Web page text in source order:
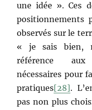
une idée ». Ces
positionnements
observés sur le
« je sais bien,
référence
nécessaires pour
pratiques[28].
pas non plus